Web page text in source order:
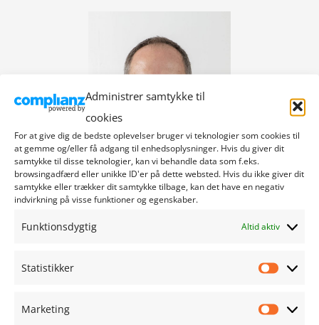
Administrer samtykke til
cookies
For at give dig de bedste oplevelser bruger vi teknologier som cookies til
at gemme og/eller få adgang til enhedsoplysninger. Hvis du giver dit
samtykke til disse teknologier, kan vi behandle data som f.eks.
browsingadfærd eller unikke ID'er på dette websted. Hvis du ikke giver dit
samtykke eller trækker dit samtykke tilbage, kan det have en negativ
indvirkning på visse funktioner og egenskaber.
Funktionsdygtig Altid aktiv
Statistikker
Marketing